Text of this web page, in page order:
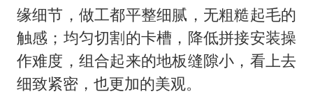
缘细节，做工都平整细腻，无粗糙起毛的
触感；均匀切割的卡槽，降低拼接安装操
作难度，组合起来的地板缝隙小，看上去
细致紧密，也更加的美观。